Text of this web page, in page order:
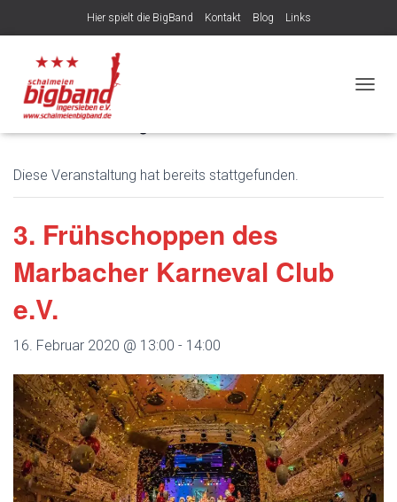
Hier spielt die BigBand Kontakt Blog Links
Veröffentlicht von
« Alle Veranstaltungen
Diese Veranstaltung hat bereits stattgefunden.
3. Frühschoppen des
Marbacher Karneval Club
e.V.
16. Februar 2020 @ 13:00 - 14:00